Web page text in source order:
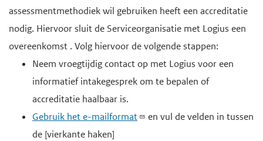
assessmentmethodiek wil gebruiken heeft een accreditatie
nodig. Hiervoor sluit de Serviceorganisatie met Logius een
overeenkomst . Volg hiervoor de volgende stappen:
Neem vroegtijdig contact op met Logius voor een
informatief intakegesprek om te bepalen of
accreditatie haalbaar is.
Gebruik het e-mailformat
en vul de velden in tussen
de [vierkante haken]